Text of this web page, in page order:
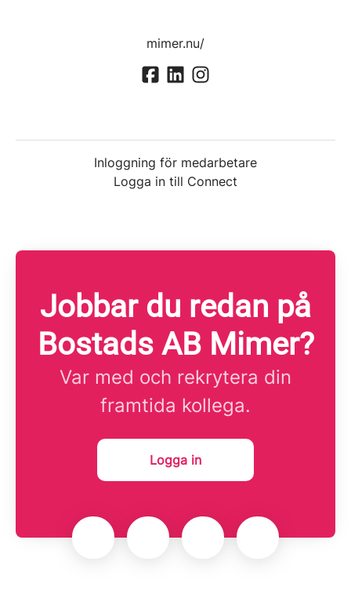
mimer.nu/
Inloggning för medarbetare
Logga in till Connect
Jobbar du redan på
Bostads AB Mimer?
Var med och rekrytera din
framtida kollega.
Logga in